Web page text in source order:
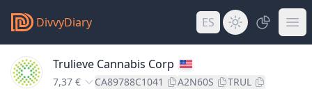
DivvyDiary ES
Trulieve Cannabis Corp
7,37 € CA89788C1041 A2N60S TRUL